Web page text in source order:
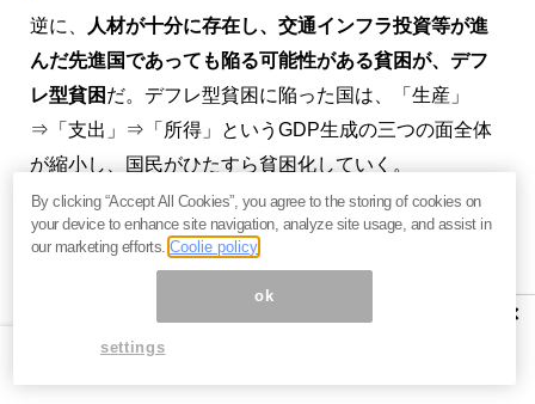
逆に、
人材が十分に存在し、交通インフラ投資等が進
んだ先進国であっても陥る可能性がある貧困が、デフ
レ型貧困だ。デフレ型貧困に陥った国は、「生産」
⇒「支出」⇒「所得」というGDP生成の三つの面全体
が縮小し、国民がひたすら貧困化していく。
三つのGDPの面において、デフレ型貧困を牽引するの
は「支出」の不足である。国民がモノやサービスに対
する支出を減らすからこそ、生産が減り、結果的に所
得が不十分になってしまう。
×
By clicking “Accept All Cookies”, you agree to the storing of cookies on
your device to enhance site navigation, analyze site usage, and assist in
our marketing efforts.Coolie policy
ok
settings